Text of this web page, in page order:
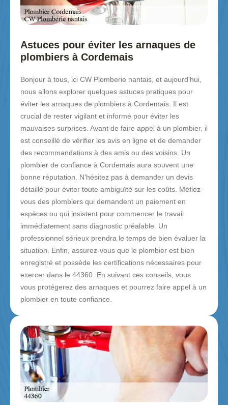
Astuces pour éviter les arnaques de
plombiers à Cordemais
Bonjour à tous, ici CW Plomberie nantais, et aujourd'hui,
nous allons explorer quelques astuces pratiques pour
éviter les arnaques de plombiers à Cordemais. Il est
crucial de rester vigilant et informé pour éviter les
mauvaises surprises. Avant de faire appel à un plombier, il
est conseillé de vérifier les avis en ligne et de demander
des recommandations à des amis ou des voisins. Un
plombier de confiance à Cordemais aura souvent une
bonne réputation. N'hésitez pas à demander un devis
détaillé pour éviter toute ambiguïté sur les coûts. Méfiez-
vous des plombiers qui demandent un paiement en
espèces ou qui insistent pour commencer le travail
immédiatement sans diagnostic préalable. Un
professionnel sérieux prendra le temps de bien évaluer la
situation. Enfin, assurez-vous que le plombier est bien
enregistré et possède les certifications nécessaires pour
exercer dans le 44360. En suivant ces conseils, vous
vous protégerez des arnaques et pourrez faire appel à un
plombier en toute confiance.